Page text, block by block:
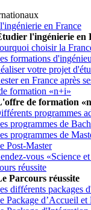
en France
l'ingénierie en
choisir la
formations
votre projet
en France après
formation «n+i»
de formation
programmes
programmes de
programmes de
Post-Master
vous «Science
réussite
Parcours réussite
différents packages
Package d’Accueil et